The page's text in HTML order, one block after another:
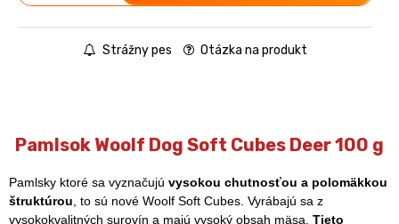
Strážny pes Otázka na produkt
Pamlsok Woolf Dog Soft Cubes Deer 100 g
Pamlsky ktoré sa vyznačujú vysokou chutnosťou a polomäkkou
štruktúrou , to sú nové Woolf Soft Cubes. Vyrábajú sa z
vysokokvalitných surovín a majú vysoký obsah mäsa. Tieto